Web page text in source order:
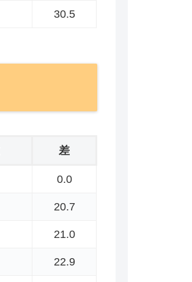
30.5
差
0.0
20.7
21.0
22.9